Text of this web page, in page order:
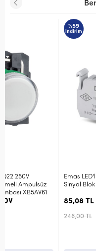
Emas LED'li 12-30V AC/DC
Sinyal Blok CB5
85,08 TL + KDV